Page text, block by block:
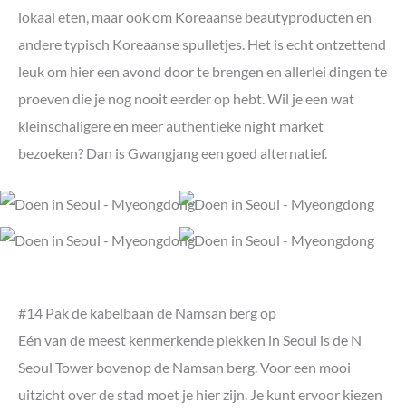
lokaal eten, maar ook om Koreaanse beautyproducten en
andere typisch Koreaanse spulletjes. Het is echt ontzettend
leuk om hier een avond door te brengen en allerlei dingen te
proeven die je nog nooit eerder op hebt. Wil je een wat
kleinschaligere en meer authentieke night market
bezoeken? Dan is Gwangjang een goed alternatief.
#14 Pak de kabelbaan de Namsan berg op
Eén van de meest kenmerkende plekken in Seoul is de N
Seoul Tower bovenop de Namsan berg. Voor een mooi
uitzicht over de stad moet je hier zijn. Je kunt ervoor kiezen